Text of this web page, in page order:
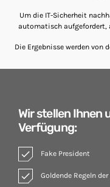
April 24,
DHS
April 24,
Um die IT-Sicherheit
automatisch aufgefordert,
Die Ergebnisse werden
Wir stellen Ihnen
Verfügung:
check Fake President
check Goldende Regeln